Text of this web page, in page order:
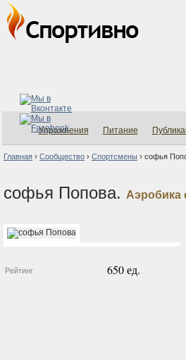
Упражнения Питание
Главная › Сообщество › Спортсмены › софья
софья Попова. Аэробика
Рейтинг 650 ед.